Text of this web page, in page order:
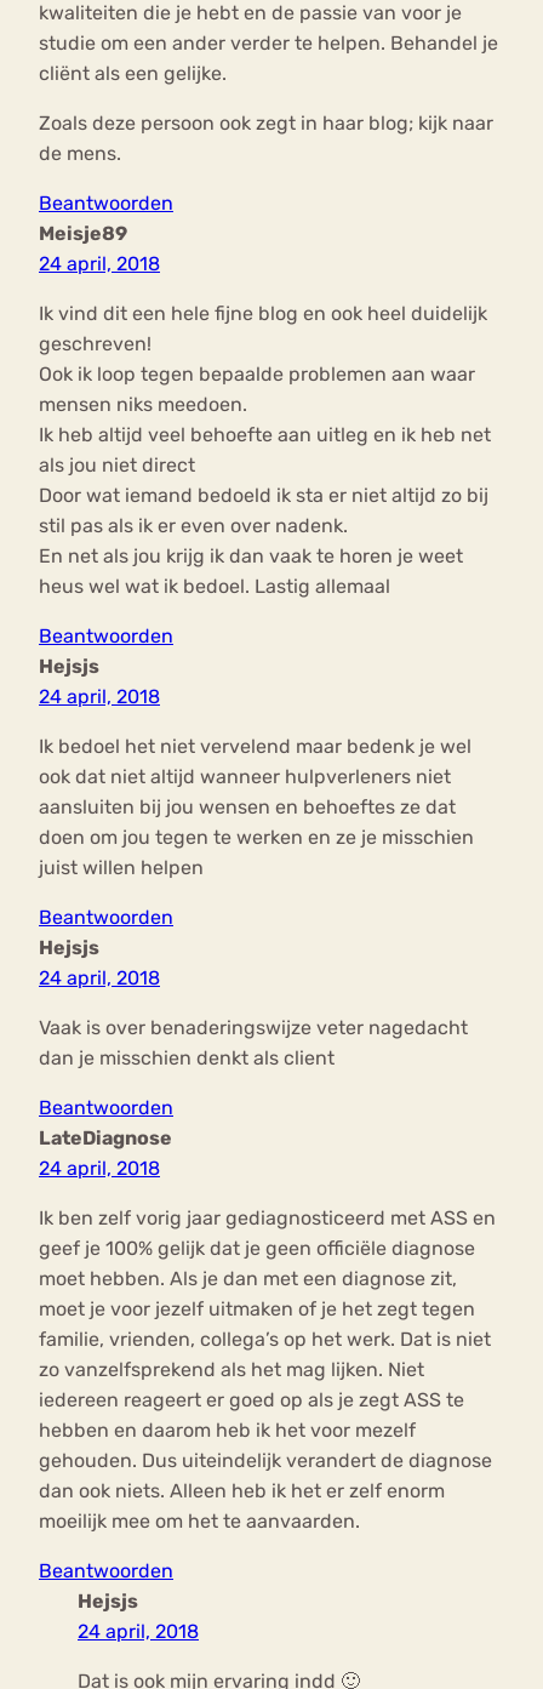
kwaliteiten die je hebt en de passie van voor je
studie om een ander verder te helpen. Behandel je
cliënt als een gelijke.
Zoals deze persoon ook zegt in haar blog; kijk naar
de mens.
Beantwoorden
Meisje89
24 april, 2018
Ik vind dit een hele fijne blog en ook heel duidelijk
geschreven!
Ook ik loop tegen bepaalde problemen aan waar
mensen niks meedoen.
Ik heb altijd veel behoefte aan uitleg en ik heb net
als jou niet direct
Door wat iemand bedoeld ik sta er niet altijd zo bij
stil pas als ik er even over nadenk.
En net als jou krijg ik dan vaak te horen je weet
heus wel wat ik bedoel. Lastig allemaal
Beantwoorden
Hejsjs
24 april, 2018
Ik bedoel het niet vervelend maar bedenk je wel
ook dat niet altijd wanneer hulpverleners niet
aansluiten bij jou wensen en behoeftes ze dat
doen om jou tegen te werken en ze je misschien
juist willen helpen
Beantwoorden
Hejsjs
24 april, 2018
Vaak is over benaderingswijze veter nagedacht
dan je misschien denkt als client
Beantwoorden
LateDiagnose
24 april, 2018
Ik ben zelf vorig jaar gediagnosticeerd met ASS en
geef je 100% gelijk dat je geen officiële diagnose
moet hebben. Als je dan met een diagnose zit,
moet je voor jezelf uitmaken of je het zegt tegen
familie, vrienden, collega’s op het werk. Dat is niet
zo vanzelfsprekend als het mag lijken. Niet
iedereen reageert er goed op als je zegt ASS te
hebben en daarom heb ik het voor mezelf
gehouden. Dus uiteindelijk verandert de diagnose
dan ook niets. Alleen heb ik het er zelf enorm
moeilijk mee om het te aanvaarden.
Beantwoorden
Hejsjs
24 april, 2018
Dat is ook mijn ervaring indd 🙂